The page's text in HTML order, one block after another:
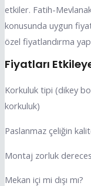
etkiler. Fatih-
konusunda uygun
özel fiyatlandırma
Fiyatları
Korkuluk tipi (dikey
korkuluk)
Paslanmaz çeliğin
Montaj zorluk
Mekan içi mi dışı mı?